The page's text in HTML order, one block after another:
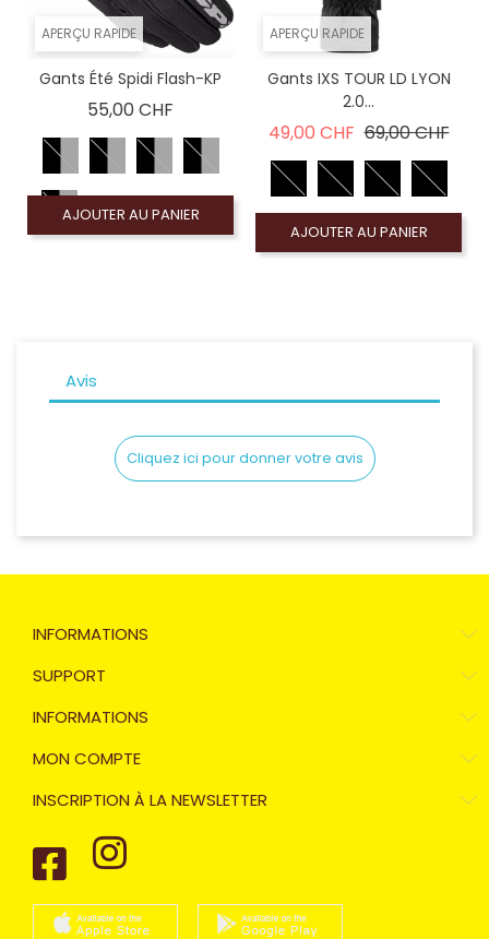
APERÇU RAPIDE
Gants Été Spidi Flash-KP
55,00 CHF
AJOUTER AU PANIER
APERÇU RAPIDE
Gants IXS TOUR LD LYON
2.0...
49,00 CHF Prix de base
69,00 CHFPrix
AJOUTER AU PANIER
Avis
Cliquez ici pour donner votre avis
INFORMATIONS
SUPPORT
INFORMATIONS
MON COMPTE
INSCRIPTION À LA NEWSLETTER